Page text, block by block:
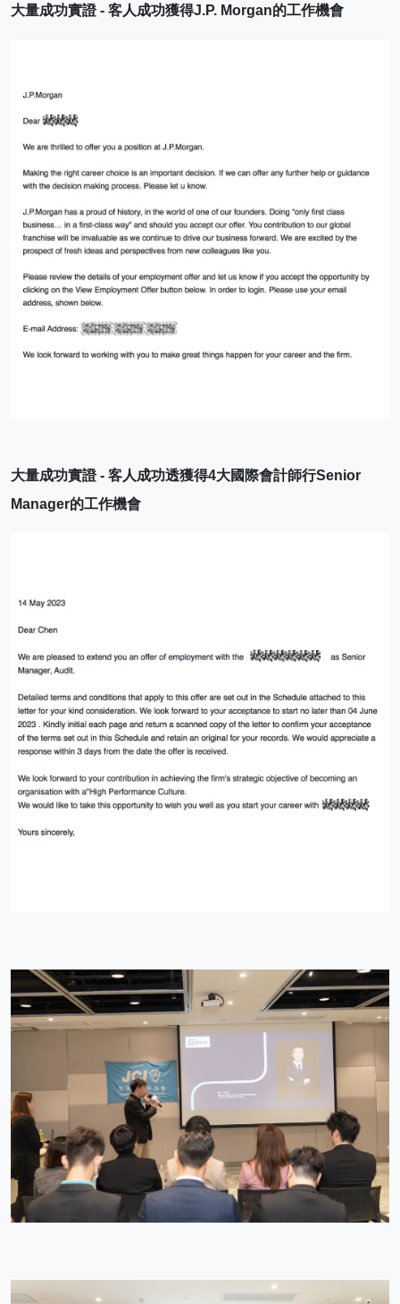
大量成功實證 - 客人成功獲得J.P. Morgan的工作機會
大量成功實證 - 客人成功透獲得4大國際會計師行Senior
Manager的工作機會